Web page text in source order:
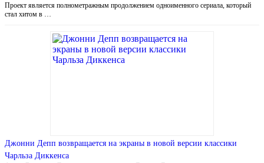
Проект является полнометражным продолжением одноименного сериала, который
стал хитом в …
Джонни Депп возвращается на экраны в новой версии классики
Чарльза Диккенса